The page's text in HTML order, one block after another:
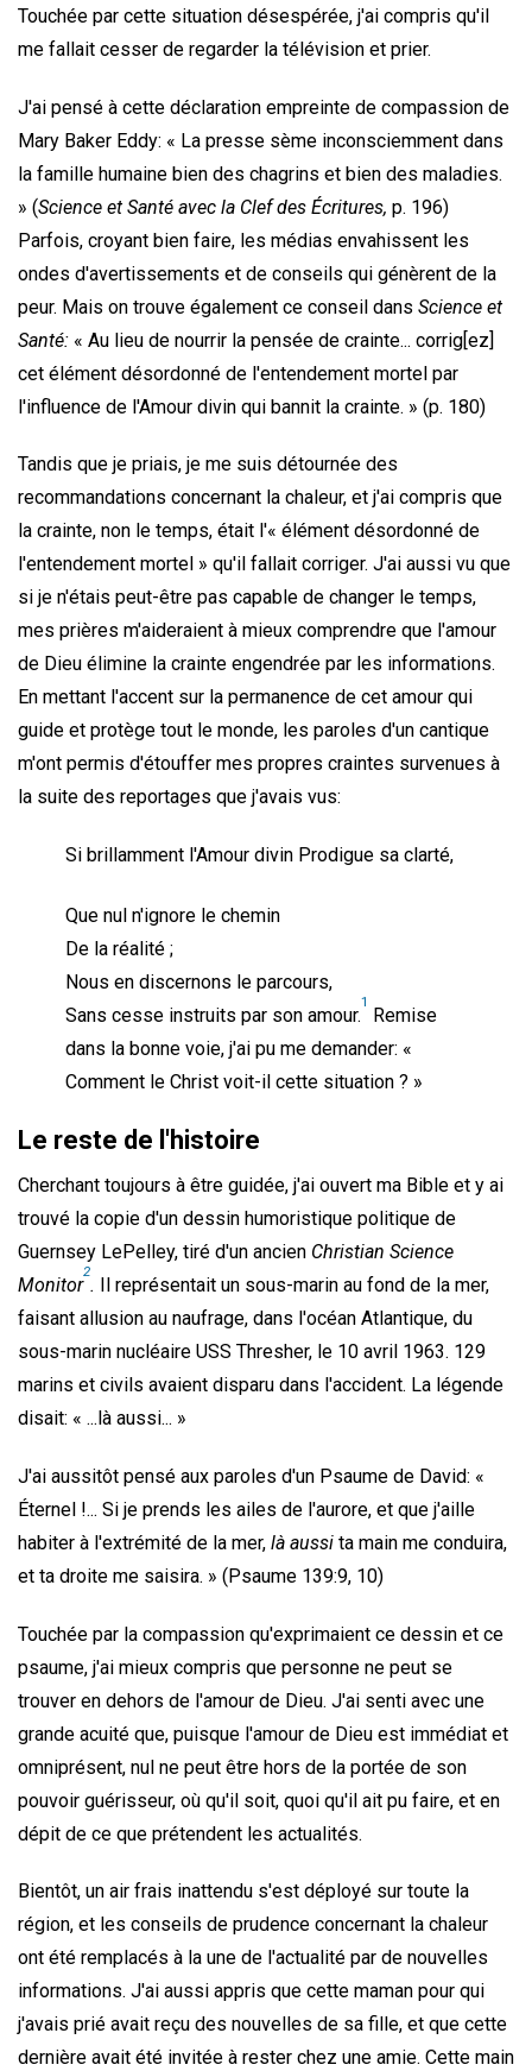
Touchée par cette situation désespérée, j'ai compris qu'il
me fallait cesser de regarder la télévision et prier.
J'ai pensé à cette déclaration empreinte de compassion de
Mary Baker Eddy: « La presse sème inconsciemment dans
la famille humaine bien des chagrins et bien des maladies.
» (Science et Santé avec la Clef des Écritures, p. 196)
Parfois, croyant bien faire, les médias envahissent les
ondes d'avertissements et de conseils qui génèrent de la
peur. Mais on trouve également ce conseil dans Science et
Santé: « Au lieu de nourrir la pensée de crainte... corrig[ez]
cet élément désordonné de l'entendement mortel par
l'influence de l'Amour divin qui bannit la crainte. » (p. 180)
Tandis que je priais, je me suis détournée des
recommandations concernant la chaleur, et j'ai compris que
la crainte, non le temps, était l'« élément désordonné de
l'entendement mortel » qu'il fallait corriger. J'ai aussi vu que
si je n'étais peut-être pas capable de changer le temps,
mes prières m'aideraient à mieux comprendre que l'amour
de Dieu élimine la crainte engendrée par les informations.
En mettant l'accent sur la permanence de cet amour qui
guide et protège tout le monde, les paroles d'un cantique
m'ont permis d'étouffer mes propres craintes survenues à
la suite des reportages que j'avais vus:
Si brillamment l'Amour divin Prodigue sa clarté,
Que nul n'ignore le chemin
De la réalité ;
Nous en discernons le parcours,
Sans cesse instruits par son amour.
1
Remise
dans la bonne voie, j'ai pu me demander: «
Comment le Christ voit-il cette situation ? »
Le reste de l'histoire
Cherchant toujours à être guidée, j'ai ouvert ma Bible et y ai
trouvé la copie d'un dessin humoristique politique de
Guernsey LePelley, tiré d'un ancien Christian Science
Monitor
2
. Il représentait un sous-marin au fond de la mer,
faisant allusion au naufrage, dans l'océan Atlantique, du
sous-marin nucléaire USS Thresher, le 10 avril 1963. 129
marins et civils avaient disparu dans l'accident. La légende
disait: « ...là aussi... »
J'ai aussitôt pensé aux paroles d'un Psaume de David: «
Éternel !... Si je prends les ailes de l'aurore, et que j'aille
habiter à l'extrémité de la mer, là aussi ta main me conduira,
et ta droite me saisira. » (Psaume 139:9, 10)
Touchée par la compassion qu'exprimaient ce dessin et ce
psaume, j'ai mieux compris que personne ne peut se
trouver en dehors de l'amour de Dieu. J'ai senti avec une
grande acuité que, puisque l'amour de Dieu est immédiat et
omniprésent, nul ne peut être hors de la portée de son
pouvoir guérisseur, où qu'il soit, quoi qu'il ait pu faire, et en
dépit de ce que prétendent les actualités.
Bientôt, un air frais inattendu s'est déployé sur toute la
région, et les conseils de prudence concernant la chaleur
ont été remplacés à la une de l'actualité par de nouvelles
informations. J'ai aussi appris que cette maman pour qui
j'avais prié avait reçu des nouvelles de sa fille, et que cette
dernière avait été invitée à rester chez une amie. Cette main